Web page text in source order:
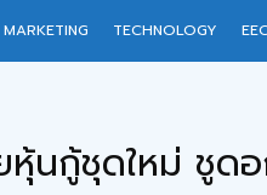
MARKETING TECHNOLOGY
หุ้นกู้ชุดใหม่ ชู